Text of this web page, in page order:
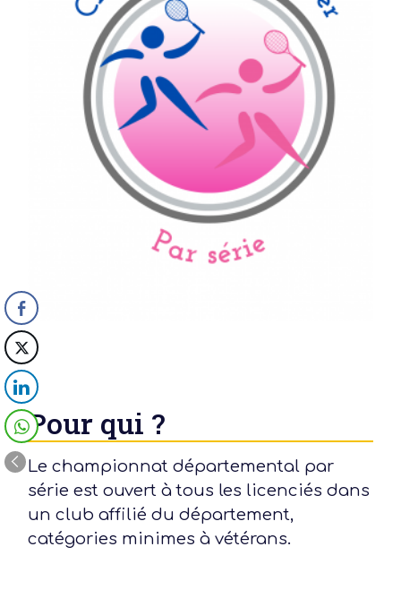
Pour qui ?
Le championnat départemental par
série est ouvert à tous les licenciés dans
un club affilié du département,
catégories minimes à vétérans.